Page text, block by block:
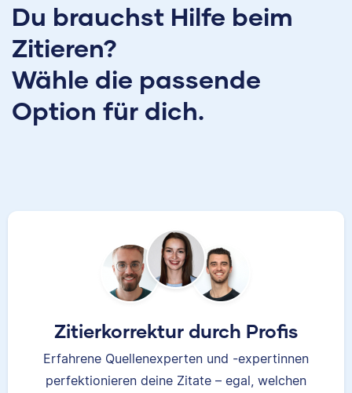
Du brauchst Hilfe beim
Zitieren?
Wähle die passende
Option für dich.
Zitierkorrektur durch Profis
Erfahrene Quellenexperten und -expertinnen
perfektionieren deine Zitate – egal, welchen